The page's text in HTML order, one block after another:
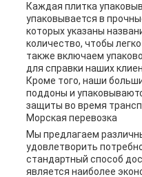
Каждая плитка
упаковывается в
которых указаны
количество, чтобы
также включаем
для справки наших
Кроме того, наши
поддоны и
защиты во время
Морская перевозка
Мы предлагаем
удовлетворить
стандартный способ
является наиболее